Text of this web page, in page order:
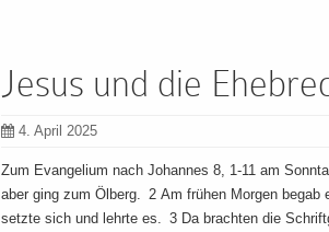
Jesus und die
4. April 2025
Zum Evangelium nach Johannes 8, 1-11 am
aber ging zum Ölberg. 2 Am frühen Morgen
setzte sich und lehrte es. 3 Da brachten die